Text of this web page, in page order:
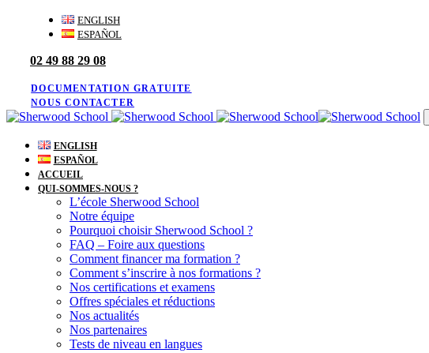
navigation
content
ENGLISH
ESPAÑOL
02 49 88 29 08
DOCUMENTATION GRATUITE
NOUS CONTACTER
ENGLISH
ESPAÑOL
ACCUEIL
QUI-SOMMES-NOUS ?
L’école Sherwood School
Notre équipe
Pourquoi choisir Sherwood School ?
FAQ – Foire aux questions
Comment financer ma formation ?
Comment s’inscrire à nos formations ?
Nos certifications et examens
Offres spéciales et réductions
Nos actualités
Nos partenaires
Tests de niveau en langues